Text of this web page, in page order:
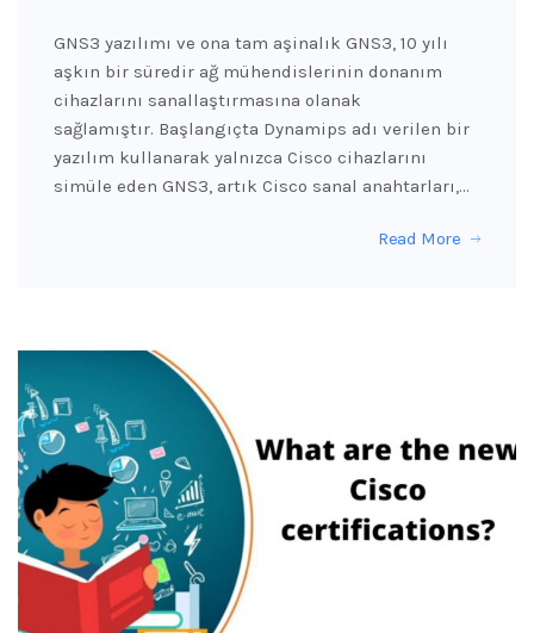
GNS3 yazılımı ve ona tam aşinalık GNS3, 10 yılı
aşkın bir süredir ağ mühendislerinin donanım
cihazlarını sanallaştırmasına olanak
sağlamıştır. Başlangıçta Dynamips adı verilen bir
yazılım kullanarak yalnızca Cisco cihazlarını
simüle eden GNS3, artık Cisco sanal anahtarları,…
Read More